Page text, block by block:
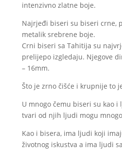
intenzivno zlatne boje.
Najrjeđi biseri su biseri crne,
metalik srebrene boje.
Crni biseri sa Tahitija su
prelijepo izgledaju. Njegove
– 16mm.
Što je zrno čišće i krupnije to
U mnogo čemu biseri su kao i
tvari od njih ljudi mogu
Kao i bisera, ima ljudi koji
životnog iskustva a ima ljudi